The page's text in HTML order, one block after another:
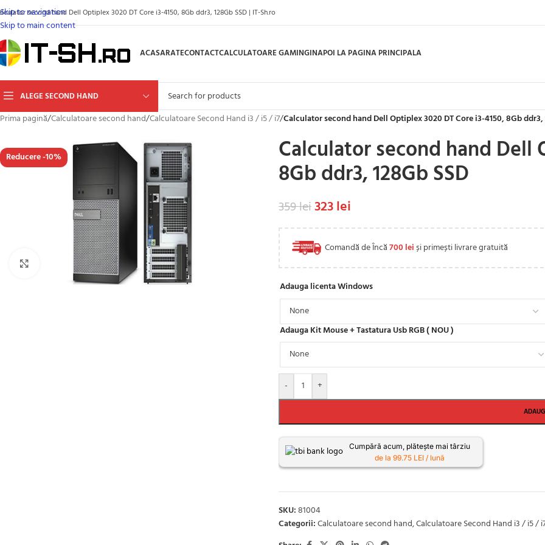
Skip to navigation
Skip to main content
second hand Dell Optiplex 3020 DT Core i3-4150, 8Gb ddr3, 128Gb SSD | IT-Sh.ro
ACASARATECONTACTCALCULATOARE GAMINGINAPOI LA PAGINA PRINCIPALA
ALEGE SECOND HAND
Prima pagină/Calculatoare second hand/Calculatoare Second Hand i3 / i5 / i7/Calculator second hand Dell Optiplex 3020 DT Core i3-4150, 8Gb ddr3,
Reducere -10%
Click to enlarge
Calculator second hand Dell
8Gb ddr3, 128Gb SSD
359lei323lei
Comandă de Încă700 leiși primești livrare gratuită
Adauga licenta Windows
Adauga Kit Mouse + Tastatura Usb RGB ( NOU )
- +
Cumpără acum, plătește mai târziu
de la 99.75 LEI / lună
SKU:81004
Categorii:Calculatoare second hand,Calculatoare Second Hand i3 / i5 /